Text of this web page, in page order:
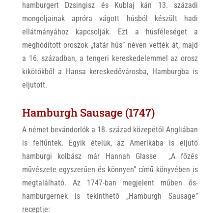
hamburgert Dzsingisz és Kublaj kán 13. századi
mongoljainak apróra vágott húsból készült hadi
ellátmányához kapcsolják. Ezt a húsféleséget a
meghódított oroszok „tatár hús” néven vették át, majd
a 16. században, a tengeri kereskedelemmel az orosz
kikötőkből a Hansa kereskedővárosba, Hamburgba is
eljutott.
Hamburgh Sausage (1747)
A német bevándorlók a 18. század közepétől Angliában
is feltűntek. Egyik ételük, az Amerikába is eljutó
hamburgi kolbász már Hannah Glasse „A főzés
művészete egyszerűen és könnyen” című könyvében is
megtalálható. Az 1747-ban megjelent műben ős-
hamburgernek is tekinthető „Hamburgh Sausage”
receptje: